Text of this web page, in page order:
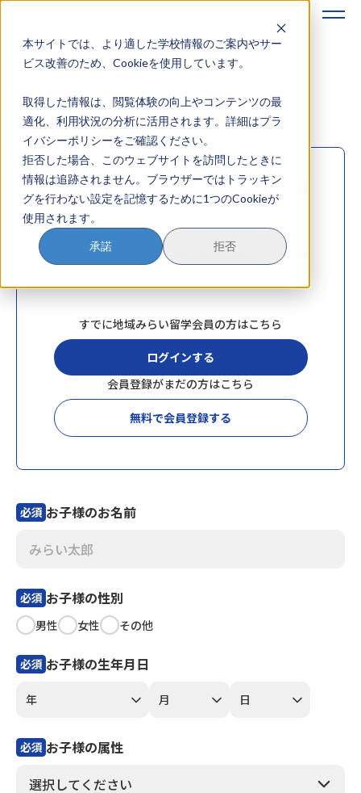
本サイトでは、より適した学校情報のご案内やサー
ビス改善のため、Cookieを使用しています。
取得した情報は、閲覧体験の向上やコンテンツの最
適化、利用状況の分析に活用されます。詳細はプラ
イバシーポリシーをご確認ください。
拒否した場合、このウェブサイトを訪問したときに
情報は追跡されません。ブラウザーではトラッキン
グを行わない設定を記憶するために1つのCookieが
使用されます。
承諾 拒否
地域みらい留学のすすめかた
地域みらい留学とは
学校を探す
イベントを探す
おためし地域留学
マガジン
奨学金について
イベント参加方法
MYページログイン
資料ダウンロード
会員登録で、資料ダウンロードが簡
会員登録をすると、資料ダウンロードに必要
すでに地域みらい留学会員の方はこちら
ログインする
会員登録がまだの方はこちら
無料で会員登録する
必須 お子様のお名前
必須 お子様の性別
男性 女性 その他
必須 お子様の生年月日
必須 お子様の属性